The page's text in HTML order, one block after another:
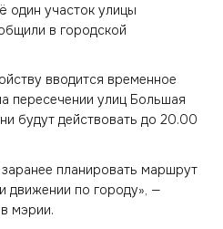
один участок улицы
в городской
вводится временное
пересечении улиц Большая
будут действовать до 20.00
планировать маршрут
движении по городу», —
мэрии.